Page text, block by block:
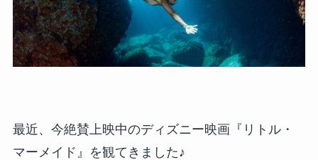
最近、今絶賛上映中のディズニー映画『リトル・
マーメイド』を観てきました♪